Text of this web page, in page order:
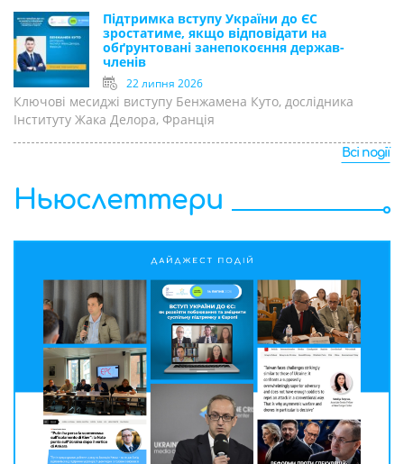
Підтримка вступу України до ЄС
зростатиме, якщо відповідати на
обґрунтовані занепокоєння держав-
членів
22 липня 2026
Ключові месиджі виступу Бенжамена Куто, дослідника
Інституту Жака Делора, Франція
Всі події
Ньюслеттери